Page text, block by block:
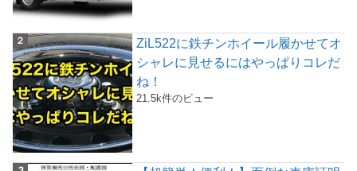
ZiL522に鉄チンホイール履かせてオ
シャレに見せるにはやっぱりコレだ
ね！
21.5k件のビュー